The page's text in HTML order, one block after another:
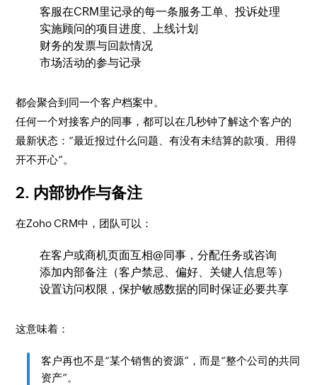
客服在CRM里记录的每一条服务工单、投诉处理
实施顾问的项目进度、上线计划
财务的发票与回款情况
市场活动的参与记录
都会聚合到同一个客户档案中。
任何一个对接客户的同事，都可以在几秒钟了解这个客户的
最新状态：“最近报过什么问题、有没有未结算的款项、用得
开不开心”。
2. 内部协作与备注
在Zoho CRM中，团队可以：
在客户或商机页面互相@同事，分配任务或咨询
添加内部备注（客户禁忌、偏好、关键人信息等）
设置访问权限，保护敏感数据的同时保证必要共享
这意味着：
客户再也不是“某个销售的资源”，而是“整个公司的共同
资产”。